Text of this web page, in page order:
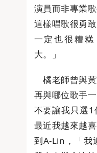
演員而非專業
這樣唱歌很勇
一定也很糟
大。」
橘老師曾與
再與哪位歌手
不要讓我只選1
最近我越來越
到A-Lin，「我